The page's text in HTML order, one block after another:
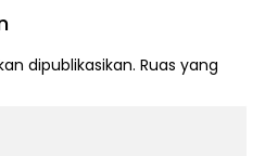
dipublikasikan. Ruas yang